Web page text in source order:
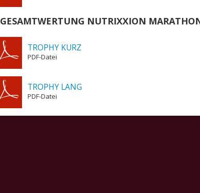
GESAMTWERTUNG NUTRIXXION
TROPHY KURZ
PDF-Datei
TROPHY LANG
PDF-Datei